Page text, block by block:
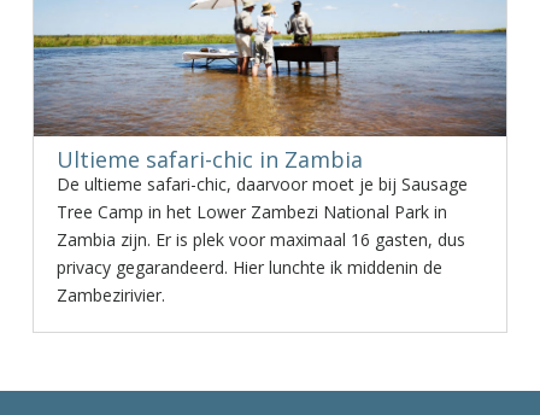
Ultieme safari-chic in Zambia
De ultieme safari-chic, daarvoor moet je bij Sausage
Tree Camp in het Lower Zambezi National Park in
Zambia zijn. Er is plek voor maximaal 16 gasten, dus
privacy gegarandeerd. Hier lunchte ik middenin de
Zambezirivier.